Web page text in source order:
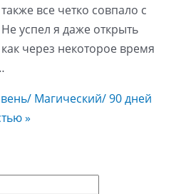
все четко совпало с
успел я даже открыть
через некоторое время
Магический/ 90 дней
»